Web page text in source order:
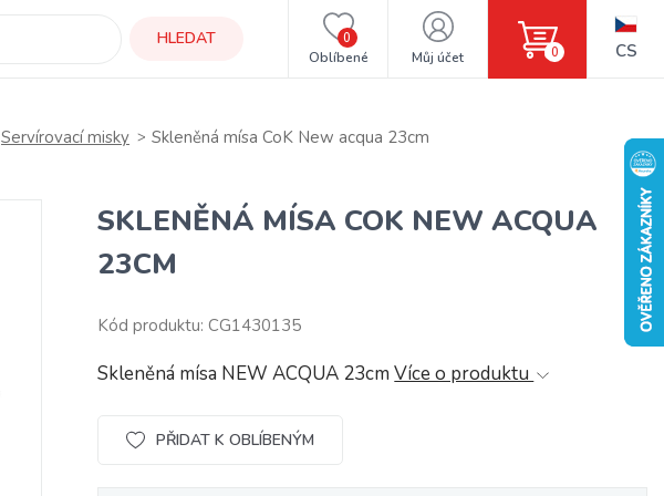
HLEDAT
Oblíbené
0
Můj účet 0 CS
Servírovací misky Skleněná mísa CoK New acqua 23cm
SKLENĚNÁ MÍSA COK NEW ACQUA
23CM
Kód produktu: CG1430135
Skleněná mísa NEW ACQUA 23cmVíce o produktu
PŘIDAT K OBLÍBENÝM